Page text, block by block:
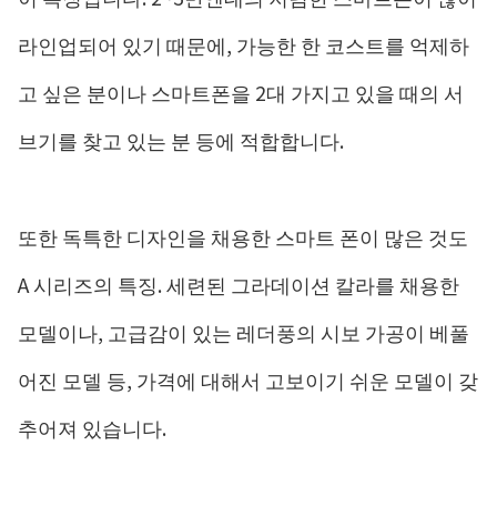
라인업되어 있기 때문에, 가능한 한 코스트를 억제하
고 싶은 분이나 스마트폰을 2대 가지고 있을 때의 서
브기를 찾고 있는 분 등에 적합합니다.
또한 독특한 디자인을 채용한 스마트 폰이 많은 것도
A 시리즈의 특징. 세련된 그라데이션 칼라를 채용한
모델이나, 고급감이 있는 레더풍의 시보 가공이 베풀
어진 모델 등, 가격에 대해서 고보이기 쉬운 모델이 갖
추어져 있습니다.